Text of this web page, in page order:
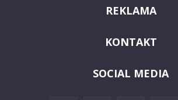
REKLAMA
KONTAKT
SOCIAL MEDIA